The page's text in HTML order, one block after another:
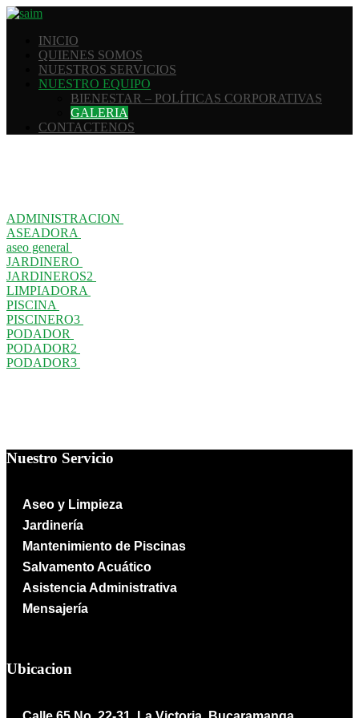
INICIO
QUIENES SOMOS
NUESTROS SERVICIOS
NUESTRO EQUIPO
BIENESTAR – POLÍTICAS CORPORATIVAS
GALERIA
CONTACTENOS
ADMINISTRACION
ASEADORA
aseo general
JARDINERO
JARDINEROS2
LIMPIADORA
PISCINA
PISCINERO3
PODADOR
PODADOR2
PODADOR3
Nuestro Servicio
Aseo y Limpieza
Jardinería
Mantenimiento de Piscinas
Salvamento Acuático
Asistencia Administrativa
Mensajería
Ubicacion